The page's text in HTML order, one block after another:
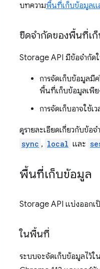
บทความพื้นที่เก็บข้อมูลแ
ขีดจำกัดของพื้นที่เ
Storage API มีข้อจำกัด
การจัดเก็บข้อมูลมี
พื้นที่เก็บข้อมูลเพี
การจัดเก็บอาจใช้เ
ดูรายละเอียดเกี่ยวกับข้อ
sync , local และ
พื้นที่เก็บข้อมูล
Storage API แบ่งออก
ในพื้นที่
ระบบจะจัดเก็บข้อมูลไว้